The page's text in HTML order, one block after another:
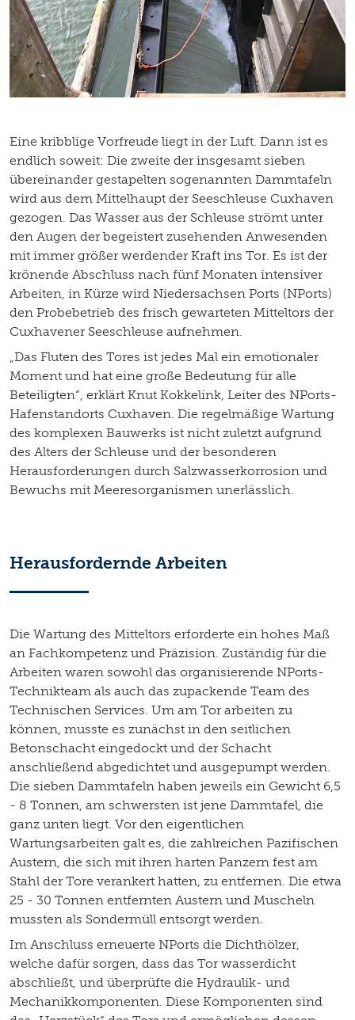
Eine kribblige Vorfreude liegt in der Luft. Dann ist es
endlich soweit: Die zweite der insgesamt sieben
übereinander gestapelten sogenannten Dammtafeln
wird aus dem Mittelhaupt der Seeschleuse Cuxhaven
gezogen. Das Wasser aus der Schleuse strömt unter
den Augen der begeistert zusehenden Anwesenden
mit immer größer werdender Kraft ins Tor. Es ist der
krönende Abschluss nach fünf Monaten intensiver
Arbeiten, in Kürze wird Niedersachsen Ports (NPorts)
den Probebetrieb des frisch gewarteten Mitteltors der
Cuxhavener Seeschleuse aufnehmen.
„Das Fluten des Tores ist jedes Mal ein emotionaler
Moment und hat eine große Bedeutung für alle
Beteiligten“, erklärt Knut Kokkelink, Leiter des NPorts-
Hafenstandorts Cuxhaven. Die regelmäßige Wartung
des komplexen Bauwerks ist nicht zuletzt aufgrund
des Alters der Schleuse und der besonderen
Herausforderungen durch Salzwasserkorrosion und
Bewuchs mit Meeresorganismen unerlässlich.
Herausfordernde Arbeiten
Die Wartung des Mitteltors erforderte ein hohes Maß
an Fachkompetenz und Präzision. Zuständig für die
Arbeiten waren sowohl das organisierende NPorts-
Technikteam als auch das zupackende Team des
Technischen Services. Um am Tor arbeiten zu
können, musste es zunächst in den seitlichen
Betonschacht eingedockt und der Schacht
anschließend abgedichtet und ausgepumpt werden.
Die sieben Dammtafeln haben jeweils ein Gewicht 6,5
- 8 Tonnen, am schwersten ist jene Dammtafel, die
ganz unten liegt. Vor den eigentlichen
Wartungsarbeiten galt es, die zahlreichen Pazifischen
Austern, die sich mit ihren harten Panzern fest am
Stahl der Tore verankert hatten, zu entfernen. Die etwa
25 - 30 Tonnen entfernten Austern und Muscheln
mussten als Sondermüll entsorgt werden.
Im Anschluss erneuerte NPorts die Dichthölzer,
welche dafür sorgen, dass das Tor wasserdicht
abschließt, und überprüfte die Hydraulik- und
Mechanikkomponenten. Diese Komponenten sind